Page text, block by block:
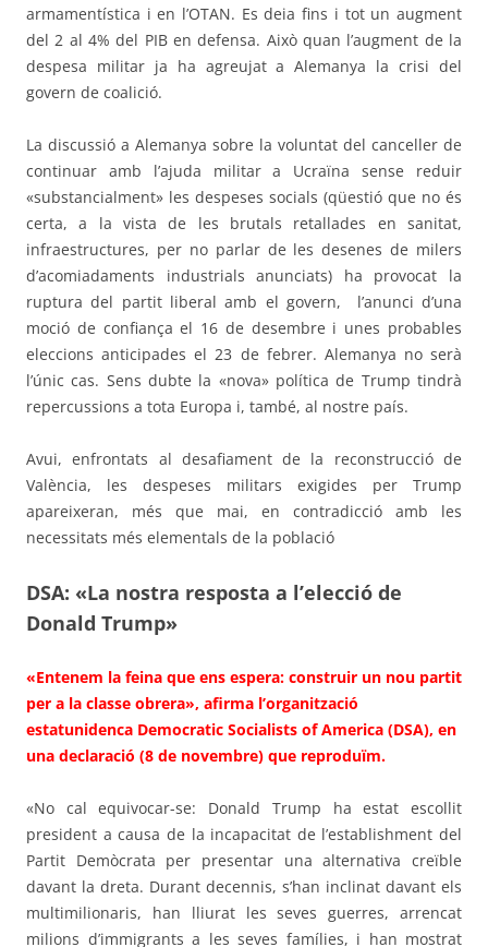
armamentística i en l’OTAN. Es deia fins i tot un augment
del 2 al 4% del PIB en defensa. Això quan l’augment de la
despesa militar ja ha agreujat a Alemanya la crisi del
govern de coalició.
La discussió a Alemanya sobre la voluntat del canceller de
continuar amb l’ajuda militar a Ucraïna sense reduir
«substancialment» les despeses socials (qüestió que no és
certa, a la vista de les brutals retallades en sanitat,
infraestructures, per no parlar de les desenes de milers
d’acomiadaments industrials anunciats) ha provocat la
ruptura del partit liberal amb el govern,
l’anunci d’una
moció de confiança el 16 de desembre i unes probables
eleccions anticipades el 23 de febrer. Alemanya no serà
l’únic cas. Sens dubte la «nova» política de Trump tindrà
repercussions a tota Europa i, també, al nostre país.
Avui, enfrontats al desafiament de la reconstrucció de
València, les despeses militars exigides per Trump
apareixeran, més que mai, en contradicció amb les
necessitats més elementals de la població
DSA: «La nostra resposta a l’elecció de
Donald Trump»
«Entenem la feina que ens espera: construir un nou partit
per a la classe obrera», afirma l’organització
estatunidenca Democratic Socialists of America (DSA), en
una declaració (8 de novembre) que reproduïm.
«No cal equivocar-se: Donald Trump ha estat escollit
president a causa de la incapacitat de l’establishment del
Partit Demòcrata per presentar una alternativa creïble
davant la dreta. Durant decennis, s’han inclinat davant els
multimilionaris, han lliurat les seves guerres, arrencat
milions d’immigrants a les seves famílies, i han mostrat